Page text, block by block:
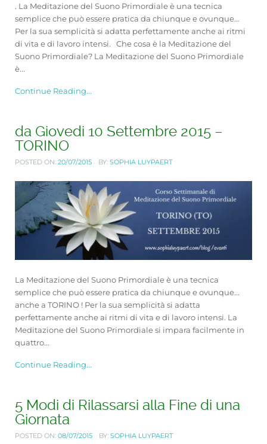
. La Meditazione del Suono Primordiale è una tecnica
semplice che può essere pratica da chiunque e ovunque…
Per la sua semplicità si adatta perfettamente anche ai ritmi
di vita e di lavoro intensi. Che cosa è la Meditazione del
Suono Primordiale? La Meditazione del Suono Primordiale
è...
Continue Reading...
da Giovedi 10 Settembre 2015 –
TORINO
POSTED ON: 20/07/2015 BY: SOPHIA LUYPAERT
La Meditazione del Suono Primordiale è una tecnica
semplice che può essere pratica da chiunque e ovunque...
anche a TORINO ! Per la sua semplicità si adatta
perfettamente anche ai ritmi di vita e di lavoro intensi. La
Meditazione del Suono Primordiale si impara facilmente in
quattro...
Continue Reading...
5 Modi di Rilassarsi alla Fine di una
Giornata
POSTED ON: 08/07/2015 BY: SOPHIA LUYPAERT